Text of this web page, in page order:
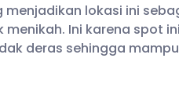
lokasi ini
Ini karena spot
deras sehingga